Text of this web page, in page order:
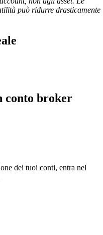
può ridurre drasticamente
conto broker
dei tuoi conti, entra nel